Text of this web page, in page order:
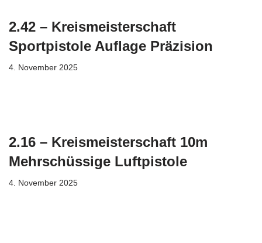
2.42 – Kreismeisterschaft
Sportpistole Auflage Präzision
4. November 2025
2.16 – Kreismeisterschaft 10m
Mehrschüssige Luftpistole
4. November 2025